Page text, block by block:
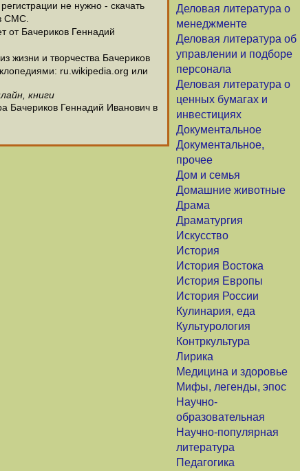
Деловая литература о
менеджменте
Деловая литература об
управлении и подборе
персонала
Деловая литература о
ценных бумагах и
инвестициях
Документальное
Документальное,
прочее
Дом и семья
Домашние животные
Драма
Драматургия
Искусство
История
История Востока
История Европы
История России
Кулинария, еда
Культурология
Контркультура
Лирика
Медицина и здоровье
Мифы, легенды, эпос
Научно-
образовательная
Научно-популярная
литература
Педагогика
не нужно - скачать
СМС.
от Бачериков Геннадий
жизни и творчества Бачериков
ru.wikipedia.org или
книги
Бачериков Геннадий Иванович в